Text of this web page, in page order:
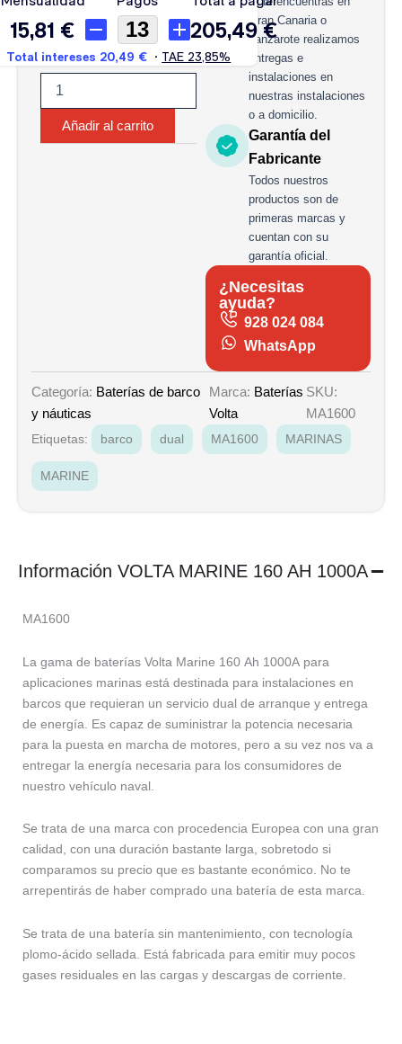
Añadir al carrito
Gran Canaria o
Lanzarote realizamos
entregas e
instalaciones en
nuestras instalaciones
o a domicilio.
Garantía del
Fabricante
Todos nuestros
productos son de
primeras marcas y
cuentan con su
garantía oficial.
¿Necesitas
ayuda?
928 024 084
WhatsApp
Categoría: Baterías de barco
y náuticas
Marca: Baterías
Volta
SKU:
MA1600
Etiquetas: barco dual MA1600 MARINAS
MARINE
Información VOLTA MARINE 160 AH 1000A
MA1600
La gama de baterías Volta Marine 160 Ah 1000A para
aplicaciones marinas está destinada para instalaciones en
barcos que requieran un servicio dual de arranque y entrega
de energía. Es capaz de suministrar la potencia necesaria
para la puesta en marcha de motores, pero a su vez nos va a
entregar la energía necesaria para los consumidores de
nuestro vehículo naval.
Se trata de una marca con procedencia Europea con una gran
calidad, con una duración bastante larga, sobretodo si
comparamos su precio que es bastante económico. No te
arrepentirás de haber comprado una batería de esta marca.
Se trata de una batería sin mantenimiento, con tecnología
plomo-ácido sellada. Está fabricada para emitir muy pocos
gases residuales en las cargas y descargas de corriente.